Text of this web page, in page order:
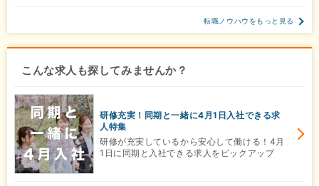
転職ノウハウをもっと見る
こんな求人も探してみませんか？
研修充実！同期と一緒に4月1日入社できる求
人特集
研修が充実しているから安心して働ける！4月
1日に同期と入社できる求人をピックアップ